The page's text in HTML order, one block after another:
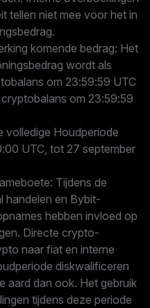
tellen niet mee voor het in
komende bedrag: Het
wordt als
om 23:59:59 UTC
om 23:59:59
volledige Houdperiode
UTC, tot 27 september
Tijdens de
handelen en Bybit-
hebben invloed op
Directe crypto-
naar fiat en interne
diskwalificeren
aard dan ook. Het gebruik
tijdens deze periode